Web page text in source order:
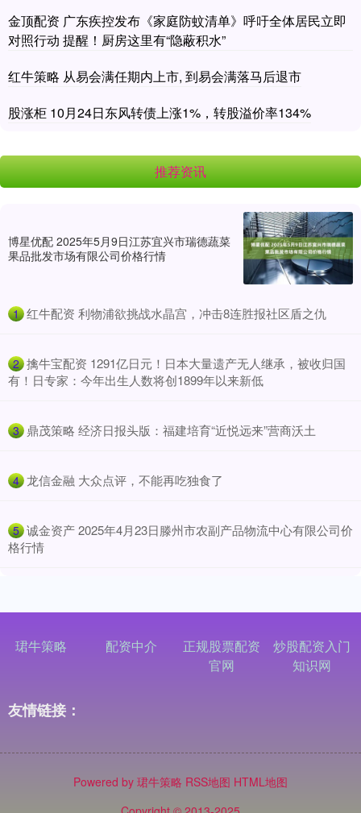
金顶配资 广东疾控发布《家庭防蚊清单》呼吁全体居民立即
对照行动 提醒！厨房这里有“隐蔽积水”
红牛策略 从易会满任期内上市, 到易会满落马后退市
股涨柜 10月24日东风转债上涨1%，转股溢价率134%
推荐资讯
博星优配 2025年5月9日江苏宜兴市瑞德蔬菜
果品批发市场有限公司价格行情
1 ​红牛配资 利物浦欲挑战水晶宫，冲击8连胜报社区盾之仇
2 ​擒牛宝配资 1291亿日元！日本大量遗产无人继承，被收归国
有！日专家：今年出生人数将创1899年以来新低
3 ​鼎茂策略 经济日报头版：福建培育“近悦远来”营商沃土
4 ​龙信金融 大众点评，不能再吃独食了
5 ​诚金资产 2025年4月23日滕州市农副产品物流中心有限公司价
格行情
珺牛策略 配资中介
正规股票配资
官网
炒股配资入门
知识网
友情链接：
Powered by 珺牛策略 RSS地图 HTML地图